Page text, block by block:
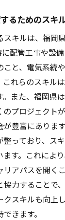
功事例から学ぶ
派遣でキャリア
プラント工事ス
と連携したキャ
員へのキャリア
えるプラント
とプラント工事
えるプラント工
ラント工事派遣
働き方とその魅力
るためのスキ
スキルは、福岡
配管工事や設
と、電気系統
これらのスキル
また、福岡県
プロジェクトが
が豊富にありま
っており、ス
す。これによ
アパスを開く
力することで
クスキルも向上
きます。